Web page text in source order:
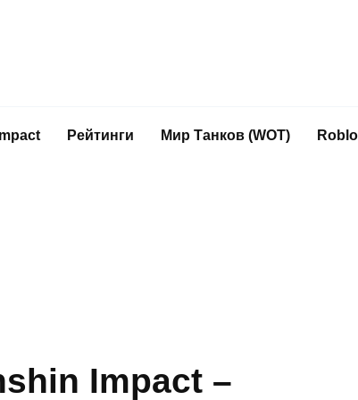
Рейтинги Мир Танков (WOT)
Impact –